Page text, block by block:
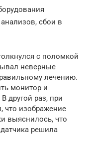
сбои в
с поломкой
неверные
лечению.
монитор и
другой раз, при
что изображение
выяснилось, что
решила